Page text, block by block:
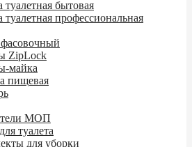
туалетная бытовая
туалетная профессиональная
ZipLock
майка
пищевая
МОП
туалета
для уборки